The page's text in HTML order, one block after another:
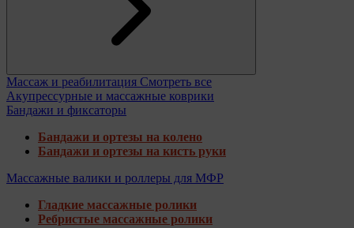
Массаж и реабилитация Смотреть все
Акупрессурные и массажные коврики
Бандажи и фиксаторы
Бандажи и ортезы на колено
Бандажи и ортезы на кисть руки
Массажные валики и роллеры для МФР
Гладкие массажные ролики
Ребристые массажные ролики